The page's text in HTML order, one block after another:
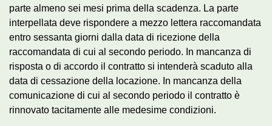
parte almeno sei mesi prima della scadenza. La parte
interpellata deve rispondere a mezzo lettera raccomandata
entro sessanta giorni dalla data di ricezione della
raccomandata di cui al secondo periodo. In mancanza di
risposta o di accordo il contratto si intenderà scaduto alla
data di cessazione della locazione. In mancanza della
comunicazione di cui al secondo periodo il contratto è
rinnovato tacitamente alle medesime condizioni.